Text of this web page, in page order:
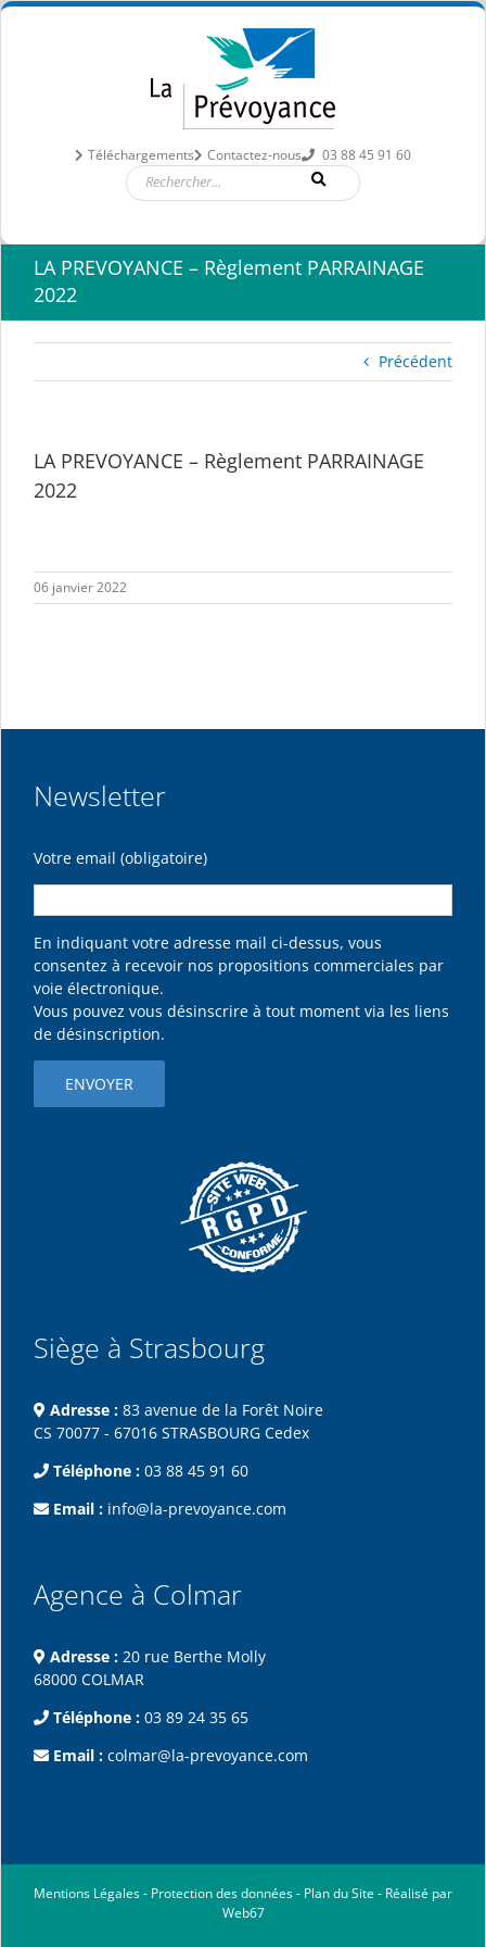
Passer
Téléchargements Contactez-nous 03 88 45 91 60
LA PREVOYANCE – Règlement PARRAINAGE
2022
Précédent
LA PREVOYANCE – Règlement PARRAINAGE
2022
06 janvier 2022
Newsletter
Votre email (obligatoire)
En indiquant votre adresse mail ci-dessus, vous
consentez à recevoir nos propositions commerciales par
voie électronique.
Vous pouvez vous désinscrire à tout moment via les liens
de désinscription.
Siège à Strasbourg
Adresse : 83 avenue de la Forêt Noire
CS 70077 - 67016 STRASBOURG Cedex
Téléphone : 03 88 45 91 60
Email : info@la-prevoyance.com
Agence à Colmar
Adresse : 20 rue Berthe Molly
68000 COLMAR
Téléphone : 03 89 24 35 65
Email : colmar@la-prevoyance.com
Mentions Légales- Protection des données- Plan du Site- Réalisé par
Web67